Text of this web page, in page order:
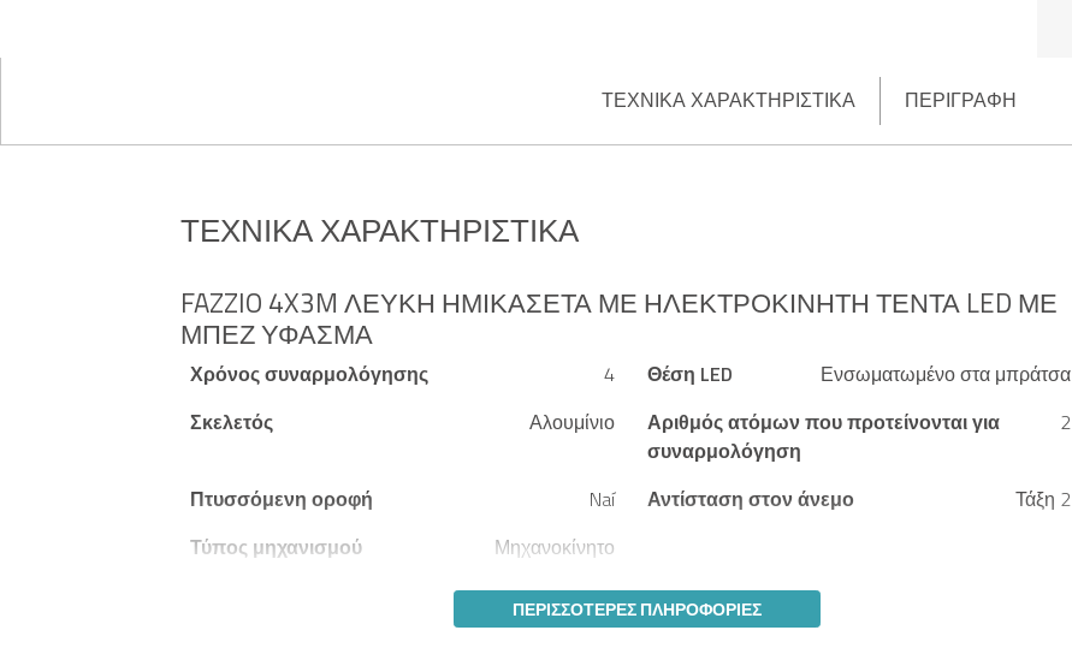
ΤΕΧΝΙΚΆ ΧΑΡΑΚΤΗΡΙΣΤΙΚΆ ΠΕΡΙΓΡΑΦΉ
ΤΕΧΝΙΚΆ ΧΑΡΑΚΤΗΡΙΣΤΙΚΆ
FAZZIO 4X3M ΛΕΥΚΉ ΗΜΙΚΑΣΈΤΑ ΜΕ ΗΛΕΚΤΡΟΚΊΝΗΤΗ ΤΈΝΤΑ LED ΜΕ
ΜΠΕΖ ΎΦΑΣΜΑ
Χρόνος συναρμολόγησης 4 Θέση LED
Ενσωματωμένο στα μπράτσα
Σκελετός
Αλουμίνιο
Αριθμός ατόμων που προτείνονται για
συναρμολόγηση
2
Πτυσσόμενη οροφή Naí Αντίσταση στον άνεμο
Τάξη 2
Τύπος μηχανισμού
Μηχανοκίνητο
ΠΕΡΙΣΣΌΤΕΡΕΣ ΠΛΗΡΟΦΟΡΊΕΣ